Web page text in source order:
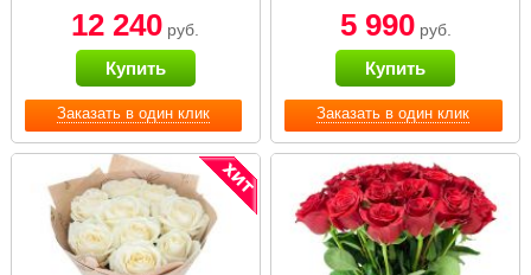
Заказать в один клик
12 240 руб.
Купить
Заказать в один клик
5 990руб.
Купить